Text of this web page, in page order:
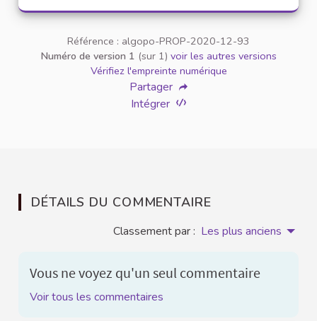
Référence : algopo-PROP-2020-12-93
Numéro de version 1 (sur 1) voir les autres versions
Vérifiez l'empreinte numérique
Partager
Intégrer
DÉTAILS DU COMMENTAIRE
Classement par : Les plus anciens
Vous ne voyez qu'un seul commentaire
Voir tous les commentaires